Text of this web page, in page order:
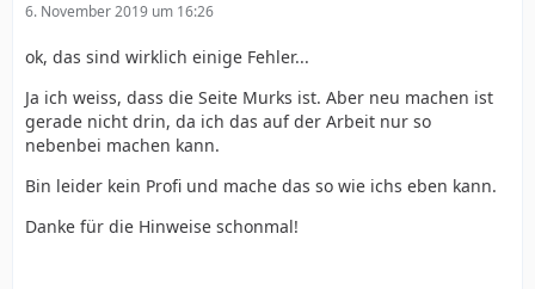
6. November 2019 um 16:26
ok, das sind wirklich einige Fehler...
Ja ich weiss, dass die Seite Murks ist. Aber neu machen ist
gerade nicht drin, da ich das auf der Arbeit nur so
nebenbei machen kann.
Bin leider kein Profi und mache das so wie ichs eben kann.
Danke für die Hinweise schonmal!